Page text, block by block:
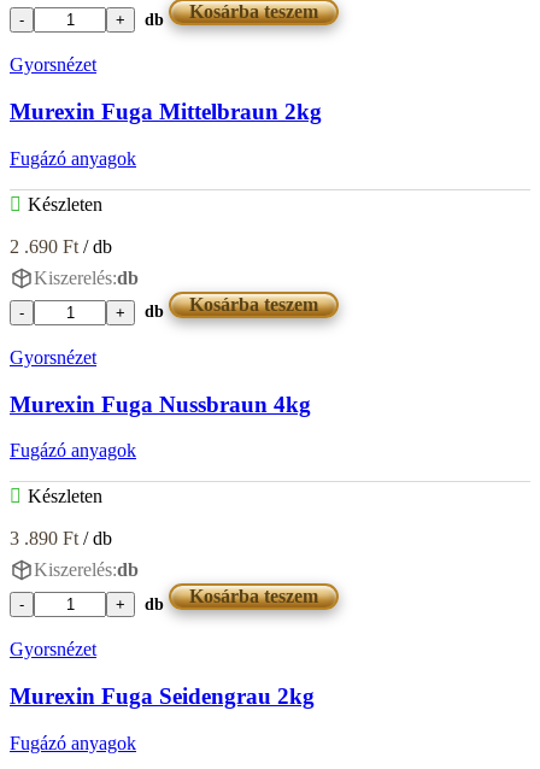
Murexin
Miel
mennyiség
db Kosárba teszem
Gyorsnézet
Murexin Fuga Mittelbraun 2kg
Fugázó anyagok
Készleten
2 .690 Ft / db
Kiszerelés:db
Murexin
Mittelbraun
mennyiség
db Kosárba teszem
Gyorsnézet
Murexin Fuga Nussbraun 4kg
Fugázó anyagok
Készleten
3 .890 Ft / db
Kiszerelés:db
Murexin
Nussbraun
mennyiség
db Kosárba teszem
Gyorsnézet
Murexin Fuga Seidengrau 2kg
Fugázó anyagok